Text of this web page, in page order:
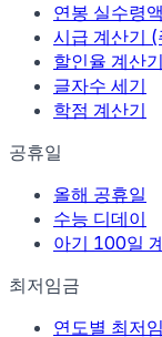
연봉 실수령액
시급 계산기
할인율 계산기
글자수 세기
학점 계산기
공휴일
올해 공휴일
수능 디데이
아기 100일
최저임금
연도별 최저